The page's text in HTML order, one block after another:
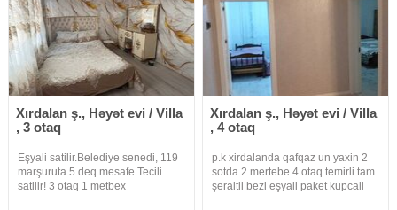
Xırdalan ş., Həyət evi / Villa
, 3 otaq
Eşyali satilir.Belediye senedi, 119
marşuruta 5 deq mesafe.Tecili
satilir! 3 otaq 1 metbex
Xırdalan ş., Həyət evi / Villa
, 4 otaq
p.k xirdalanda qafqaz un yaxin 2
sotda 2 mertebe 4 otaq temirli tam
şeraitli bezi eşyali paket kupcali